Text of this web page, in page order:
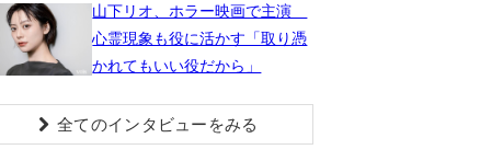
山下リオ、ホラー映画で主演
心霊現象も役に活かす「取り憑
かれてもいい役だから」
全てのインタビューをみる